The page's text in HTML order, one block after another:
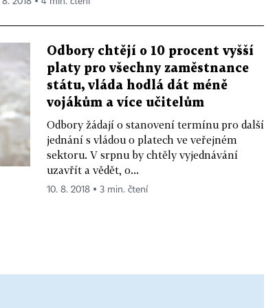
Odbory chtějí o 10 procent vyšší
platy pro všechny zaměstnance
státu, vláda hodlá dát méně
vojákům a více učitelům
Odbory žádají o stanovení termínu pro další
jednání s vládou o platech ve veřejném
sektoru. V srpnu by chtěly vyjednávání
uzavřít a vědět, o...
10. 8. 2018 ▪ 3 min. čtení